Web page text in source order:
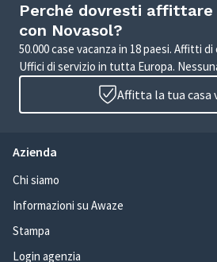
Perché dovresti affittare
con Novasol?
50.000 case vacanza in 18 paesi. Affitti di
Uffici di servizio in tutta Europa.
Affitta la tua casa
Azienda
Chi siamo
Informazioni su Awaze
Stampa
Login agenzia